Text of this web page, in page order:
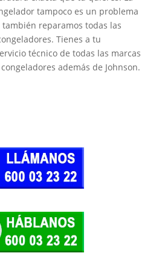
tampoco es un problema
también reparamos todas las
Tienes a tu
técnico de todas las marcas
además de Johnson.